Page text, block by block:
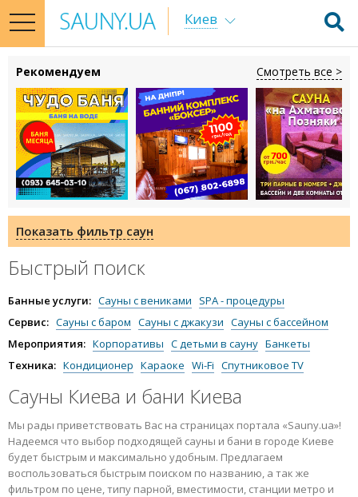
toggle
navigation
Киев
Рекомендуем Смотреть все >
Быстрый поиск
Банные услуги: Сауны с вениками
SPA - процедуры
Массаж в сауне
Пропарки в сауне
Сервис: Сауны с баром Сауны с джакузи Сауны с бассейном
Сауна со своей едой
Сауны с бильярдом
Мероприятия: Корпоративы С детьми в сауну Банкеты
Сауны с рестораном
Техника: Кондиционер Караоке Wi-Fi Спутниковое TV
Сауны Киева и бани Киева
Мы рады приветствовать Вас на страницах портала «Sauny.ua»!
Надеемся что выбор подходящей сауны и бани в городе Киеве
будет быстрым и максимально удобным. Предлагаем
воспользоваться быстрым поиском по названию, а так же
фильтром по цене, типу парной, вместимости, станции метро и
Показать фильтр саун